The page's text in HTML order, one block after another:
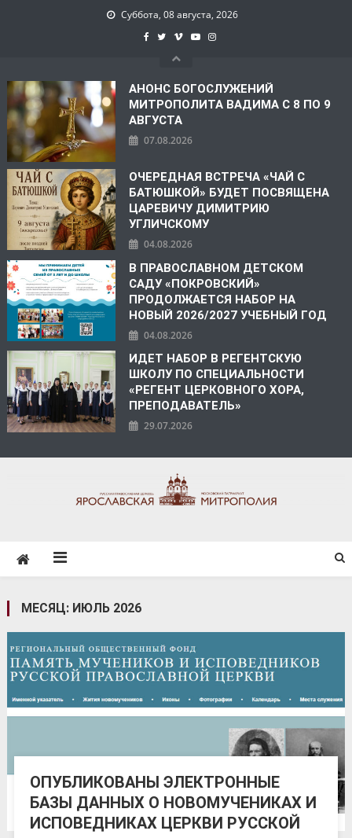
Суббота, 08 августа, 2026
АНОНС БОГОСЛУЖЕНИЙ
МИТРОПОЛИТА ВАДИМА С 8 ПО 9
АВГУСТА
07.08.2026
ОЧЕРЕДНАЯ ВСТРЕЧА «ЧАЙ С
БАТЮШКОЙ» БУДЕТ ПОСВЯЩЕНА
ЦАРЕВИЧУ ДИМИТРИЮ
УГЛИЧСКОМУ
04.08.2026
В ПРАВОСЛАВНОМ ДЕТСКОМ
САДУ «ПОКРОВСКИЙ»
ПРОДОЛЖАЕТСЯ НАБОР НА
НОВЫЙ 2026/2027 УЧЕБНЫЙ ГОД
04.08.2026
ИДЕТ НАБОР В РЕГЕНТСКУЮ
ШКОЛУ ПО СПЕЦИАЛЬНОСТИ
«РЕГЕНТ ЦЕРКОВНОГО ХОРА,
ПРЕПОДАВАТЕЛЬ»
29.07.2026
МЕСЯЦ: ИЮЛЬ 2026
ОПУБЛИКОВАНЫ ЭЛЕКТРОННЫЕ
БАЗЫ ДАННЫХ О НОВОМУЧЕНИКАХ И
ИСПОВЕДНИКАХ ЦЕРКВИ РУССКОЙ